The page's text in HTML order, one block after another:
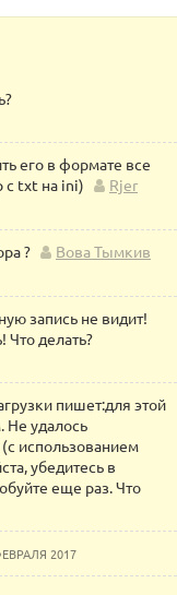
его в формате все
с txt на ini)
Rjer
? Вова Тымкив
запись не видит!
Что делать?
пишет:для этой
Не удалось
использованием
убедитесь в
еще раз. Что
2017